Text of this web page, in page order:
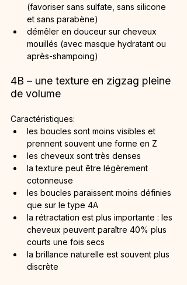
(favoriser sans sulfate, sans silicone
et sans parabène)
démêler en douceur sur cheveux
mouillés (avec masque hydratant ou
après-shampoing)
4B – une texture en zigzag pleine
de volume
Caractéristiques:
les boucles sont moins visibles et
prennent souvent une forme en Z
les cheveux sont très denses
la texture peut être légèrement
cotonneuse
les boucles paraissent moins définies
que sur le type 4A
la rétractation est plus importante : les
cheveux peuvent paraître 40% plus
courts une fois secs
la brillance naturelle est souvent plus
discrète